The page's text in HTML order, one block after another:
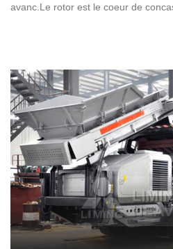
avanc.Le rotor est le coeur de